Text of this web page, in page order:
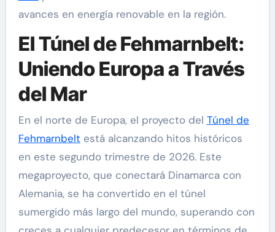
avances en energía renovable en la región.
El Túnel de Fehmarnbelt:
Uniendo Europa a Través
del Mar
En el norte de Europa, el proyecto del Túnel de
Fehmarnbelt está alcanzando hitos históricos
en este segundo trimestre de 2026. Este
megaproyecto, que conectará Dinamarca con
Alemania, se ha convertido en el túnel
sumergido más largo del mundo, superando con